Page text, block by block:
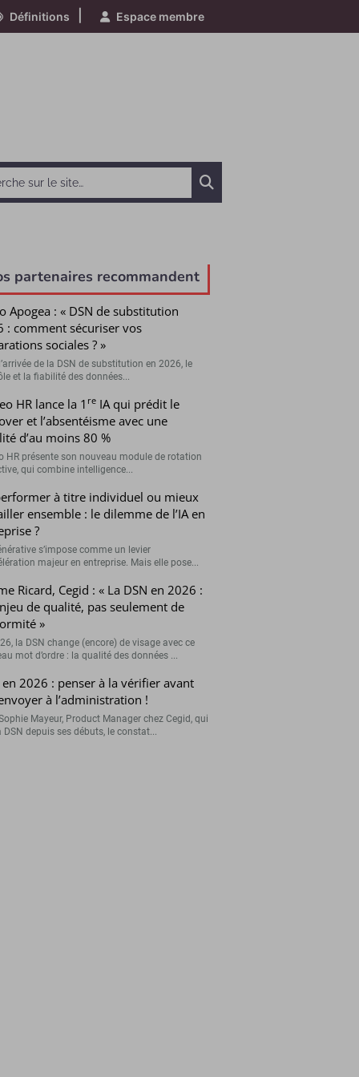
Définitions Espace membre
partenaires recommandent
Apogea : « DSN de substitution
: comment sécuriser vos
sociales ? »
de la DSN de substitution en 2026, le
et la fiabilité des données...
HR lance la 1 reIA qui prédit le
et l’absentéisme avec une
d’au moins 80 %
HR présente son nouveau module de rotation
qui combine intelligence...
à titre individuel ou mieux
ensemble : le dilemme de l’IA en
?
s’impose comme un levier
majeur en entreprise. Mais elle pose...
Ricard, Cegid : « La DSN en 2026 :
de qualité, pas seulement de
»
la DSN change (encore) de visage avec ce
mot d’ordre : la qualité des données ...
en 2026 : penser à la vérifier avant
à l’administration !
Mayeur, Product Manager chez Cegid, qui
DSN depuis ses débuts, le constat...